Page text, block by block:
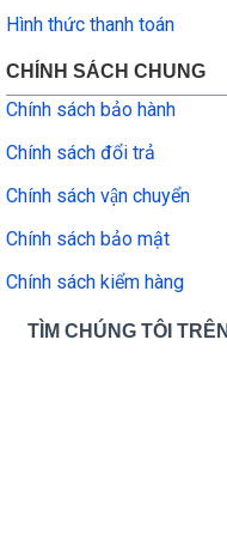
Hình thức thanh toán
CHÍNH SÁCH CHUNG
Chính sách bảo hành
Chính sách đổi trả
Chính sách vận chuyển
Chính sách bảo mật
Chính sách kiểm hàng
TÌM CHÚNG TÔI